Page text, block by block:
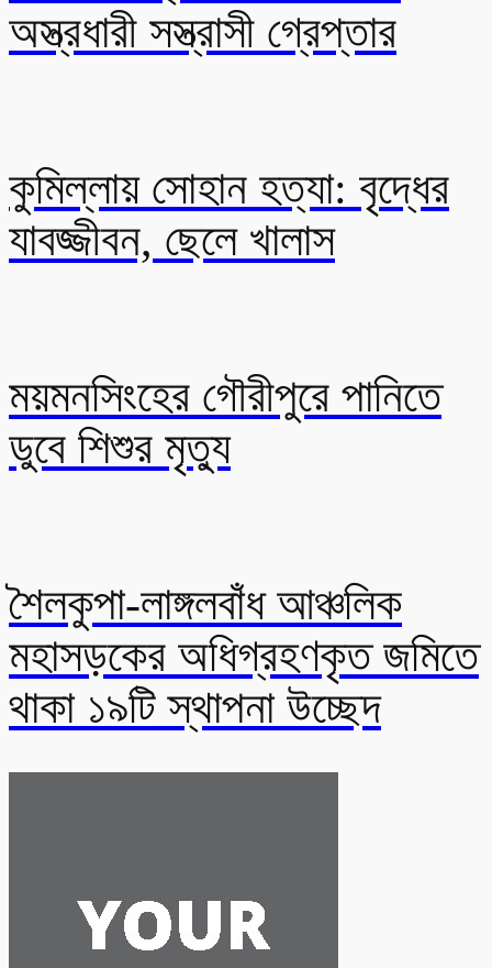
অস্ত্রধারী সস্ত্রাসী গ্রেপ্তার
কুমিল্লায় সোহান হত্যা: বৃদ্ধের
যাবজ্জীবন, ছেলে খালাস
ময়মনসিংহের গৌরীপুরে পানিতে
ডুবে শিশুর মৃত্যু
শৈলকুপা-লাঙ্গলবাঁধ আঞ্চলিক
মহাসড়কের অধিগ্রহণকৃত জমিতে
থাকা ১৯টি স্থাপনা উচ্ছেদ